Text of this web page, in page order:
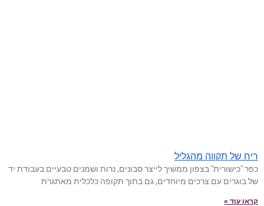
ריח של תקווה מהגליל
כפר "כישורית" בצפון ממשיך לייצר סבונים, נרות ושמנים טבעיים בעבודת יד
של בוגרים עם צרכים מיוחדים, גם בתוך תקופה כלכלית מאתגרת
קראו עוד »